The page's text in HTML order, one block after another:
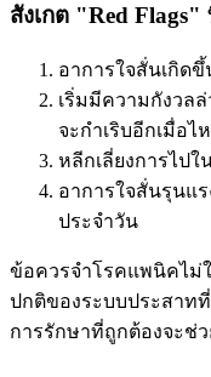
สังเกต "Red
อาการใจสั่นเกิด
เริ่มมีความกังวลล่
จะกำเริบอีกเมื่อไ
หลีกเลี่ยงการไป
อาการใจสั่นรุนแ
ประจำวัน
ข้อควรจำโรคแพนิคไม่
ปกติของระบบประสาท
การรักษาที่ถูกต้องจะช่